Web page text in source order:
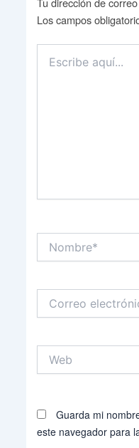
Los campos
aquí...
electrónico*
Guarda mi
este navegador para